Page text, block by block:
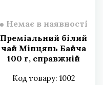
Немає в наявності
Преміальний білий
чай Мінцянь Байча
100 г, справжній
Код товару: 1002